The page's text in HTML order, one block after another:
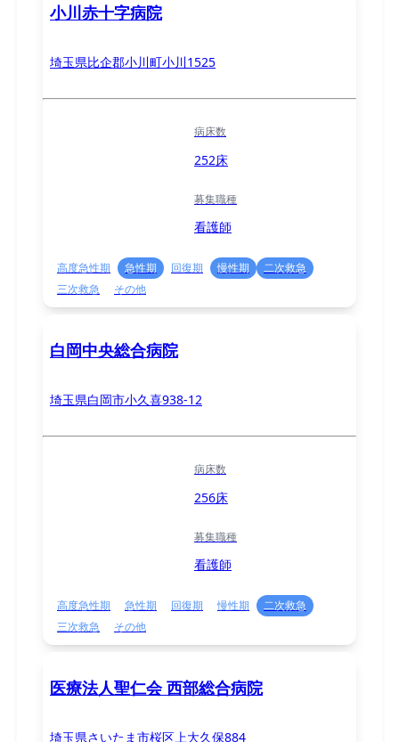
小川赤十字病院
埼玉県比企郡小川町小川1525
病床数
252床
募集職種
看護師
高度急性期 急性期 回復期 慢性期
二次救急
三次救急
その他
白岡中央総合病院
埼玉県白岡市小久喜938-12
病床数
256床
募集職種
看護師
高度急性期 急性期 回復期 慢性期
二次救急
三次救急
その他
医療法人聖仁会 西部総合病院
埼玉県さいたま市桜区上大久保884